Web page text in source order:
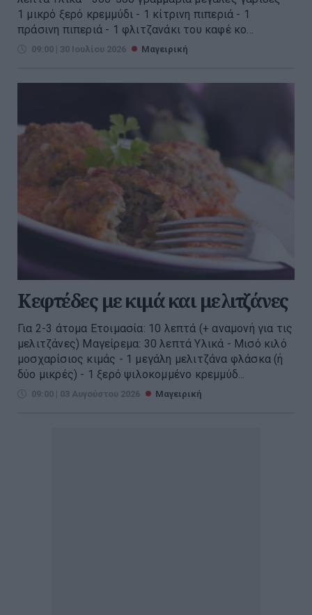
1 μικρό ξερό κρεμμύδι - 1 κίτρινη πιπεριά - 1
πράσινη πιπεριά - 1 φλιτζανάκι του καφέ κο...
09:00 | 30 Ιουλίου 2026 Μαγειρική
Κεφτέδες με κιμά και μελιτζάνες
Για 2-3 άτομα Ετοιμασία: 10 λεπτά (+ αναμονή για τις
μελιτζάνες) Μαγείρεμα: 30 λεπτά Υλικά - Μισό κιλό
μοσχαρίσιος κιμάς - 1 μεγάλη μελιτζάνα φλάσκα (ή
δύο μικρές) - 1 ξερό ψιλοκομμένο κρεμμύδ...
09:00 | 03 Αυγούστου 2026 Μαγειρική